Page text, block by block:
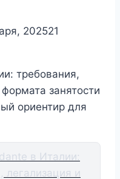
202521
требования,
занятости
ориентир для
в Италии:
легализация и